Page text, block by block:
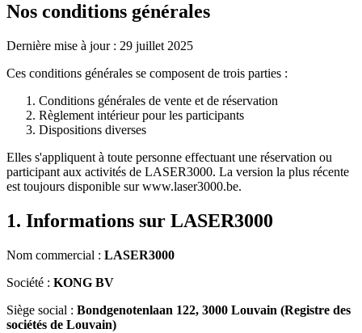
Nos conditions générales
Dernière mise à jour : 29 juillet 2025
Ces conditions générales se composent de trois parties :
Conditions générales de vente et de réservation
Règlement intérieur pour les participants
Dispositions diverses
Elles s'appliquent à toute personne effectuant une réservation ou
participant aux activités de LASER3000. La version la plus récente
est toujours disponible sur www.laser3000.be.
1. Informations sur LASER3000
Nom commercial : LASER3000
Société : KONG BV
Siège social : Bondgenotenlaan 122, 3000 Louvain (Registre des
sociétés de Louvain)